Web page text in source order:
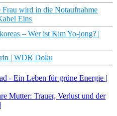
Frau wird in die Notaufnahme
Eins
– Wer ist Kim Yo-jong? |
| WDR Doku
- Ein Leben für grüne Energie |
Mutter: Trauer, Verlust und der